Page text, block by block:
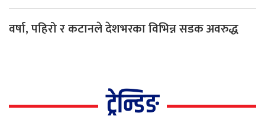
वर्षा, पहिरो र कटानले देशभरका विभिन्न सडक अवरुद्ध
ट्रेन्डिङ